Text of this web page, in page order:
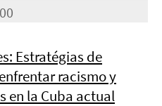
Estratégias de
racismo y
en la Cuba actual